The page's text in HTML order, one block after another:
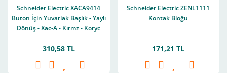
Schneider Electric XACA9414
Buton İçin Yuvarlak Başlık - Yaylı
Dönüş - Xac-A - Kırmz - Koryc
310,58 TL
Schneider Electric ZENL1111
Kontak Bloğu
171,21 TL